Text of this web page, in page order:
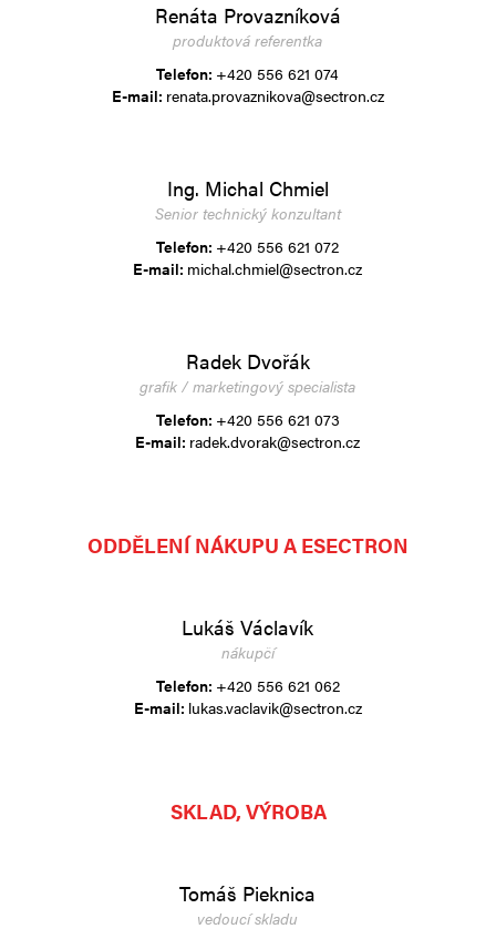
Renáta Provazníková
produktová referentka
Telefon: +420 556 621 074
E-mail: renata.provaznikova@sectron.cz
Ing. Michal Chmiel
Senior technický konzultant
Telefon: +420 556 621 072
E-mail: michal.chmiel@sectron.cz
Radek Dvořák
grafik / marketingový specialista
Telefon: +420 556 621 073
E-mail: radek.dvorak@sectron.cz
ODDĚLENÍ NÁKUPU A ESECTRON
Lukáš Václavík
nákupčí
Telefon: +420 556 621 062
E-mail: lukas.vaclavik@sectron.cz
SKLAD, VÝROBA
Tomáš Pieknica
vedoucí skladu